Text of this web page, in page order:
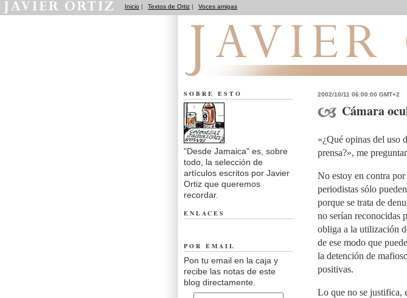
Inicio | Textos de Ortiz | Voces amigas
2002/10/11 06:00:00 GMT+2
Cámara
«¿Qué opinas del uso
prensa?», me
No estoy en contra
periodistas sólo
porque se trata de
no serían reconocidas
obliga a la utilización
de ese modo que
la detención de
positivas.
Lo que no se justifica,
SOBRE ESTO
"Desde Jamaica" es, sobre
todo, la selección de
artículos escritos por Javier
Ortiz que queremos
recordar.
ENLACES
POR EMAIL
Pon tu email en la caja y
recibe las notas de este
blog directamente.